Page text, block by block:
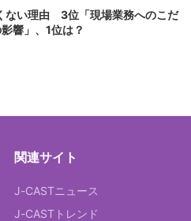
ない理由 3位「現場業務へのこだ
響」、1位は？
関連サイト
J-CASTニュース
J-CASTトレンド